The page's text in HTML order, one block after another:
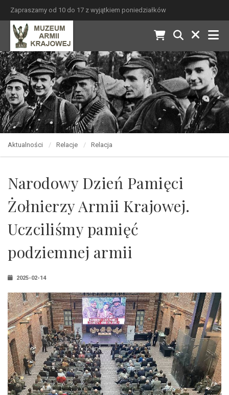
Zapraszamy od 10 do 17 z wyjątkiem poniedziałków
Aktualności Relacje Relacja
Narodowy Dzień Pamięci
Żołnierzy Armii Krajowej.
Uczciliśmy pamięć
podziemnej armii
2025-02-14